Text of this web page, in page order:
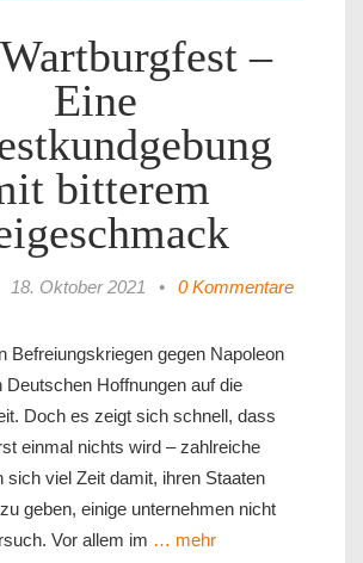
–
Eine
bitterem
18. Oktober 2021 • 0 Kommentare
Befreiungskriegen gegen Napoleon
Deutschen Hoffnungen auf die
Doch es zeigt sich schnell, dass
einmal nichts wird – zahlreiche
sich viel Zeit damit, ihren Staaten
geben, einige unternehmen nicht
Vor allem im … mehr